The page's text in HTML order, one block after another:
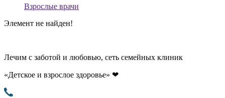
Взрослые врачи
Элемент не найден!
Лечим с заботой и любовью, сеть семейных клиник
«Детское и взрослое здоровье» ❤